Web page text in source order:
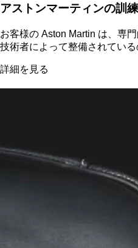
アストンマーティンの訓
お客様の Aston Martin は、専
技術者によって整備されている
詳細を見る